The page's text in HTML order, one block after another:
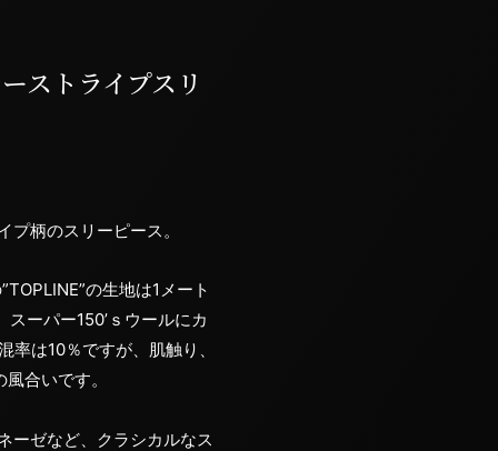
ストライプスリ
柄のスリーピース。
の生地は1メート
ーパー150’ｓウールにカ
は10％ですが、肌触り、
合いです。
ーゼなど、クラシカルなス